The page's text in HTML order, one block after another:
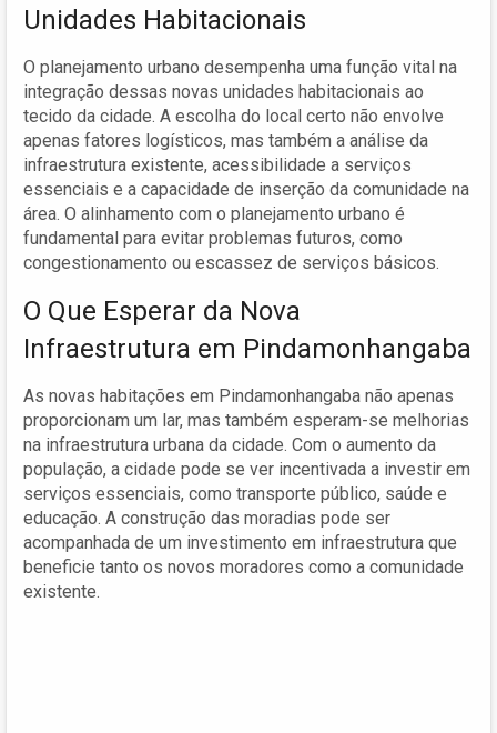
Unidades Habitacionais
O planejamento urbano desempenha uma função vital na
integração dessas novas unidades habitacionais ao
tecido da cidade. A escolha do local certo não envolve
apenas fatores logísticos, mas também a análise da
infraestrutura existente, acessibilidade a serviços
essenciais e a capacidade de inserção da comunidade na
área. O alinhamento com o planejamento urbano é
fundamental para evitar problemas futuros, como
congestionamento ou escassez de serviços básicos.
O Que Esperar da Nova
Infraestrutura em Pindamonhangaba
As novas habitações em Pindamonhangaba não apenas
proporcionam um lar, mas também esperam-se melhorias
na infraestrutura urbana da cidade. Com o aumento da
população, a cidade pode se ver incentivada a investir em
serviços essenciais, como transporte público, saúde e
educação. A construção das moradias pode ser
acompanhada de um investimento em infraestrutura que
beneficie tanto os novos moradores como a comunidade
existente.